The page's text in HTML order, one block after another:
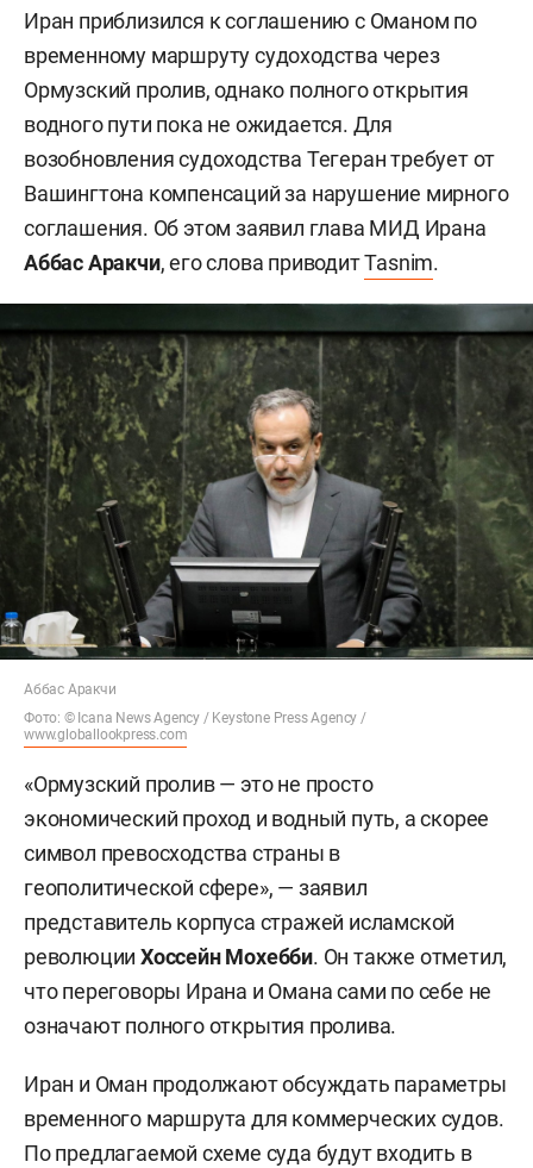
Иран приблизился к соглашению с Оманом по
временному маршруту судоходства через
Ормузский пролив, однако полного открытия
водного пути пока не ожидается. Для
возобновления судоходства Тегеран требует от
Вашингтона компенсаций за нарушение мирного
соглашения. Об этом заявил глава МИД Ирана
Аббас Аракчи, его слова приводитTasnim.
Аббас Аракчи
Фото: © Icana News Agency / Keystone Press Agency /
www.globallookpress.com
«Ормузский пролив — это не просто
экономический проход и водный путь, а скорее
символ превосходства страны в
геополитической сфере», — заявил
представитель корпуса стражей исламской
революцииХоссейн Мохебби. Он также отметил,
что переговоры Ирана и Омана сами по себе не
означают полного открытия пролива.
Иран и Оман продолжают обсуждать параметры
временного маршрута для коммерческих судов.
По предлагаемой схеме суда будут входить в